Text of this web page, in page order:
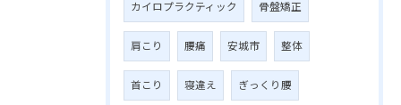
カイロプラクティック 骨盤矯正
肩こり 腰痛 安城市 整体
首こり 寝違え ぎっくり腰